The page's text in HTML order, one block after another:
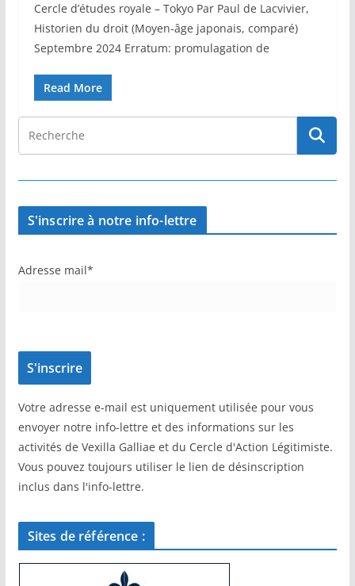
Cercle d’études royale – Tokyo Par Paul de Lacvivier,
Historien du droit (Moyen-âge japonais, comparé)
Septembre 2024 Erratum: promulagation de
Read More
S'inscrire à notre info-lettre
Adresse mail*
Votre adresse e-mail est uniquement utilisée pour vous
envoyer notre info-lettre et des informations sur les
activités de Vexilla Galliae et du Cercle d'Action Légitimiste.
Vous pouvez toujours utiliser le lien de désinscription
inclus dans l'info-lettre.
Sites de référence :